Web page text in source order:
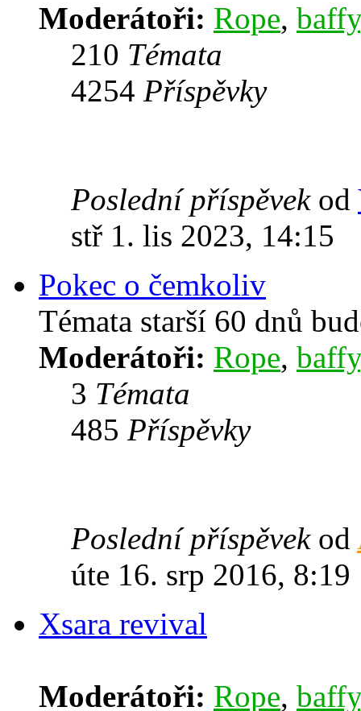
Moderátoři: Rope, baffy
210 Témata
4254 Příspěvky
Poslední příspěvekod
stř 1. lis 2023, 14:15
Pokec o čemkoliv
Témata starší 60 dnů
Moderátoři: Rope, baffy
3 Témata
485 Příspěvky
Poslední příspěvekod
úte 16. srp 2016, 8:19
Xsara revival
Moderátoři: Rope, baffy